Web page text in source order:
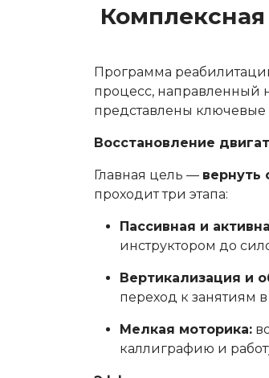
Программа
процесс, направленный
представлены ключевые
Восстановление
Главная цель — вернуть
проходит три этапа:
Пассивная и
инструктором до
Вертикализация и
переход к занятиям
Мелкая моторика:
каллиграфию и